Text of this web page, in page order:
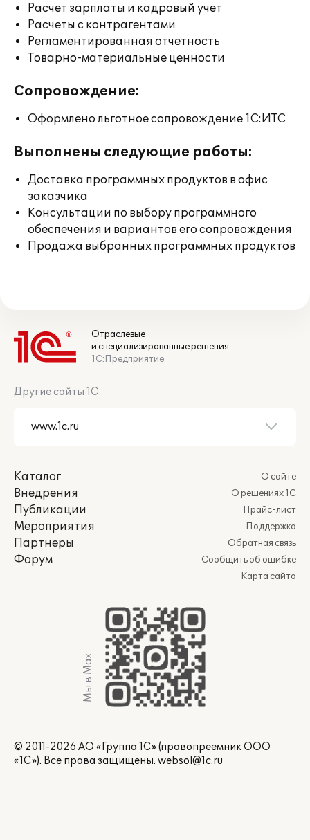
Расчет зарплаты и кадровый учет
Расчеты с контрагентами
Регламентированная отчетность
Товарно-материальные ценности
Сопровождение:
Оформлено льготное сопровождение 1С:ИТС
Выполнены следующие работы:
Доставка программных продуктов в офис
заказчика
Консультации по выбору программного
обеспечения и вариантов его сопровождения
Продажа выбранных программных продуктов
Отраслевые
и специализированные решения
1С:Предприятие
Другие сайты 1С
Каталог
Внедрения
Публикации
Мероприятия
Партнеры
Форум
О сайте
О решениях 1С
Прайс-лист
Поддержка
Обратная связь
Сообщить об ошибке
Карта сайта
Мы в Max
© 2011-2026 АО «Группа 1С» (правопреемник ООО
«1С»). Все права защищены. websol@1c.ru